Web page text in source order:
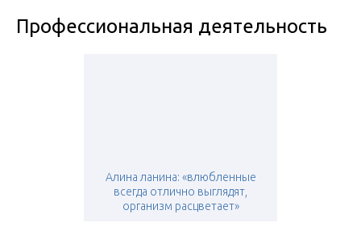
Профессиональная деятельность
Алина ланина: «влюбленные
всегда отлично выглядят,
организм расцветает»